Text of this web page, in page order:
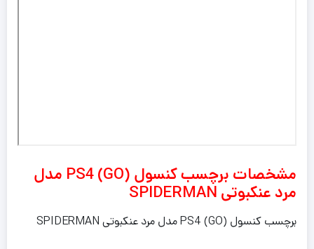
مشخصات برچسب کنسول PS4 (GO) مدل
مرد عنکبوتی SPIDERMAN
برچسب کنسول PS4 (GO) مدل مرد عنکبوتی SPIDERMAN